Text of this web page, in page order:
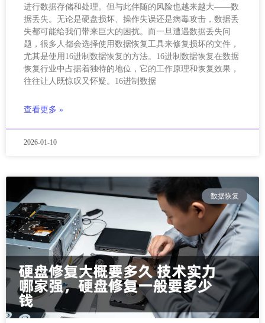
进行数据存储和处理。但与此伴随的风险也越来越大——数
据丢失。无论是硬盘损坏、操作失误还是病毒攻击，数据丢
失都可能给我们带来巨大的困扰。而一旦遭遇数据丢失问
题，很多人都会选择使用数据恢复工具来修复损坏的文件，
尤其是使用16进制数据恢复的方法。16进制数据恢复在数据
恢复行业中占据着独特的地位，它的工作原理和恢复效果，
往往让人既惊叹又怀疑。16进制数据
查看更多 »
2026-01-10
数据恢复